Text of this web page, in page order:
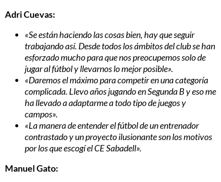
Adri Cuevas:
«Se están haciendo las cosas bien, hay que seguir
trabajando así. Desde todos los ámbitos del club se han
esforzado mucho para que nos preocupemos solo de
jugar al fútbol y llevarnos lo mejor posible».
«Daremos el máximo para competir en una categoría
complicada. Llevo años jugando en Segunda B y eso me
ha llevado a adaptarme a todo tipo de juegos y
campos».
«La manera de entender el fútbol de un entrenador
contrastado y un proyecto ilusionante son los motivos
por los que escogí el CE Sabadell».
Manuel Gato: